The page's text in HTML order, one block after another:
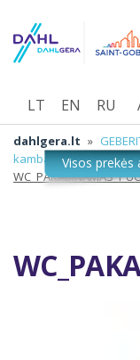
LT EN RU
dahlgera.lt »
kambario įranga »